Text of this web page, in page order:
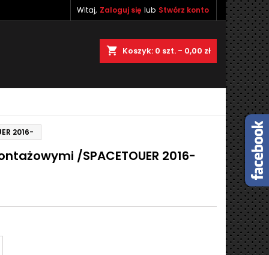
Witaj, Zaloguj się lub Stwórz konto
shopping_cart Koszyk: 0 szt. - 0,00 zł
2016-
/SPACETOUER 2016-